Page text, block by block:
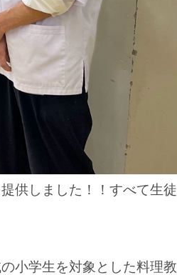
供しました！！すべて生徒
小学生を対象とした料理教